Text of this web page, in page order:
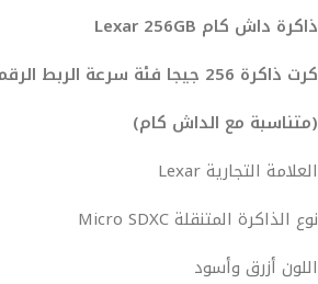
ذاكرة داش كام Lexar 256GB
كرت ذاكرة 256 جيجا فئة سرعة الربط الرقمي الآمن الفئة 10
(متناسبة مع الداش كام)
العلامة التجارية Lexar
نوع الذاكرة المتنقلة Micro SDXC
اللون أزرق وأسود